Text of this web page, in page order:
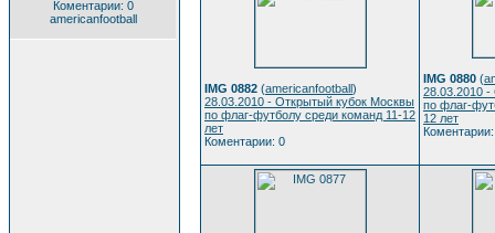
Коментарии: 0
americanfootball
IMG 0882 (americanfootball)
28.03.2010 - Открытый кубок Москвы
по флаг-футболу среди команд 11-12
лет
Коментарии: 0
IMG 0880 (
28.03.2010
по флаг-
12 лет